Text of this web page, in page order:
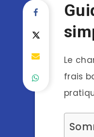
Le
frais